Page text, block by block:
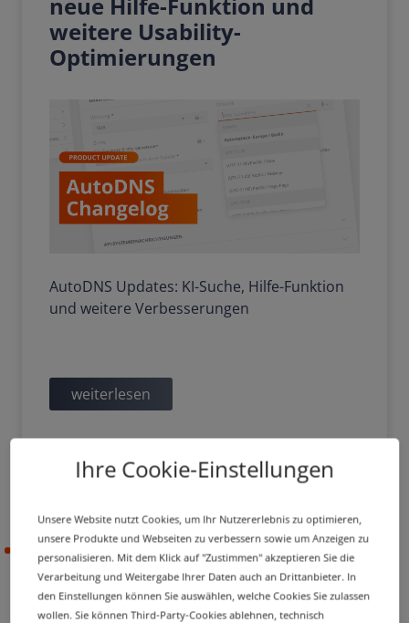
weitere Usability-
Optimierungen
AutoDNS Updates: KI-Suche, Hilfe-Funktion
und weitere Verbesserungen
weiterlesen
14.08.2024
Ihre Cookie-Einstellungen
Unsere Website nutzt Cookies, um Ihr Nutzererlebnis zu optimieren,
unsere Produkte und Webseiten zu verbessern sowie um Anzeigen zu
personalisieren. Mit dem Klick auf "Zustimmen" akzeptieren Sie die
Verarbeitung und Weitergabe Ihrer Daten auch an Drittanbieter. In
den Einstellungen können Sie auswählen, welche Cookies Sie zulassen
wollen. Sie können Third-Party-Cookies ablehnen, technisch